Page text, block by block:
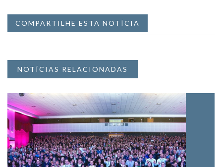
COMPARTILHE ESTA NOTÍCIA
NOTÍCIAS RELACIONADAS